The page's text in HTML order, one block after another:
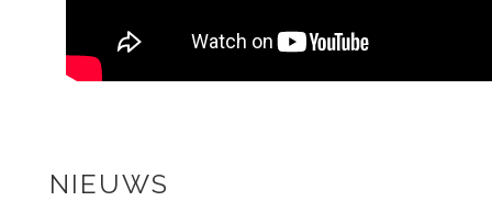
NIEUWS